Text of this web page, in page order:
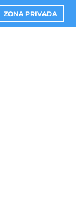
ZONA PRIVADA